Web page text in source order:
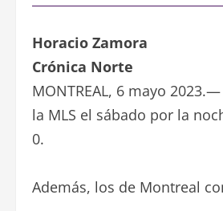
Horacio Zamora
Crónica Norte
MONTREAL, 6 mayo
la MLS el sábado por la
0.
Además, los de Montreal